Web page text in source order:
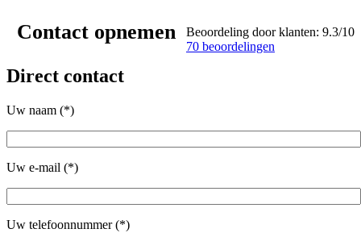
Beoordeling door klanten: 9.3/10
70 beoordelingen
Contact opnemen
Direct contact
Uw naam (*)
Uw e-mail (*)
Uw telefoonnummer (*)